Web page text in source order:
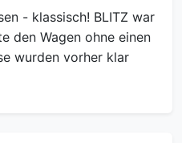
- klassisch! BLITZ war
den Wagen ohne einen
wurden vorher klar